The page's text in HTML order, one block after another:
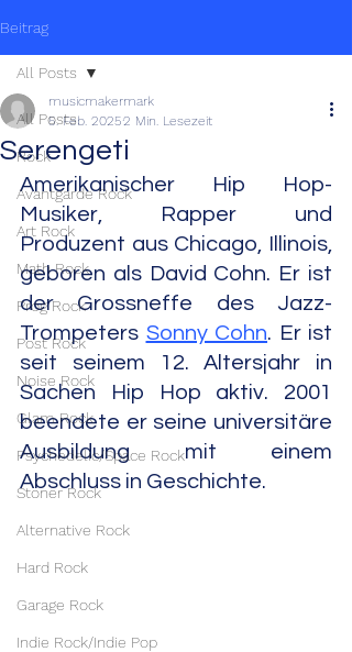
Beitrag
All Posts
Rock
Avantgarde Rock
Art Rock
Math Rock
Prog Rock
Post Rock
Noise Rock
Glam Rock
Psychedelic/Space Rock
Stoner Rock
Alternative Rock
Hard Rock
Garage Rock
Indie Rock/Indie Pop
All Posts
Serengeti
musicmakermark
5. Feb. 20252 Min. Lesezeit
Amerikanischer Hip Hop-
Musiker, Rapper und
Produzent aus Chicago, Illinois,
geboren als David Cohn. Er ist
der Grossneffe des Jazz-
Trompeters Sonny Cohn. Er ist
seit seinem 12. Altersjahr in
Sachen Hip Hop aktiv. 2001
beendete er seine universitäre
Ausbildung mit einem
Abschluss in Geschichte.